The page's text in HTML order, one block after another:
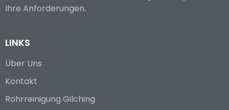
Ihre Anforderungen.
LINKS
Über Uns
Kontakt
Rohrreinigung Gilching